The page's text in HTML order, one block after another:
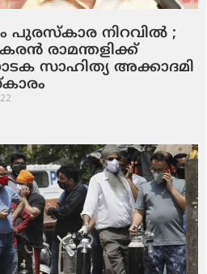
പുരസ്‌കാര നിറവില്‍ ;
രാമന്തളിക്ക്
സാഹിത്യ അക്കാദമി